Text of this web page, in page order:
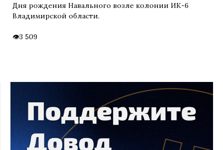
Дня рождения Навального возле колонии ИК-6
Владимирской области.
3 509